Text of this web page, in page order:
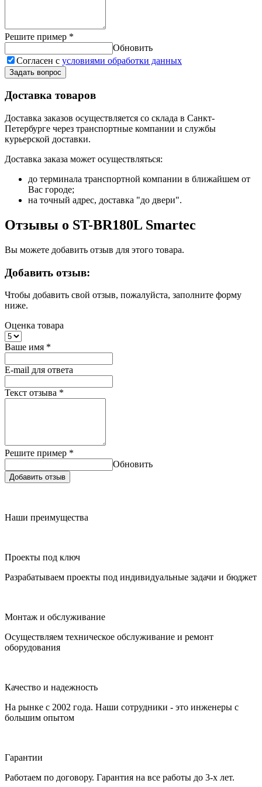
Решите пример *
Обновить
Согласен с условиями обработки данных
Задать вопрос
Доставка товаров
Доставка заказов осуществляется со склада в Санкт-
Петербурге через транспортные компании и службы
курьерской доставки.
Доставка заказа может осуществляться:
до терминала транспортной компании в ближайшем от
Вас городе;
на точный адрес, доставка "до двери".
Отзывы о ST-BR180L Smartec
Вы можете добавить отзыв для этого товара.
Добавить отзыв:
Чтобы добавить свой отзыв, пожалуйста, заполните форму
ниже.
Оценка товара
Ваше имя *
E-mail для ответа
Текст отзыва *
Решите пример *
Обновить
Добавить отзыв
Наши преимущества
Проекты под ключ
Разрабатываем проекты под индивидуальные задачи и бюджет
Монтаж и обслуживание
Осуществляем техническое обслуживание и ремонт
оборудования
Качество и надежность
На рынке с 2002 года. Наши сотрудники - это инженеры с
большим опытом
Гарантии
Работаем по договору. Гарантия на все работы до 3-х лет.